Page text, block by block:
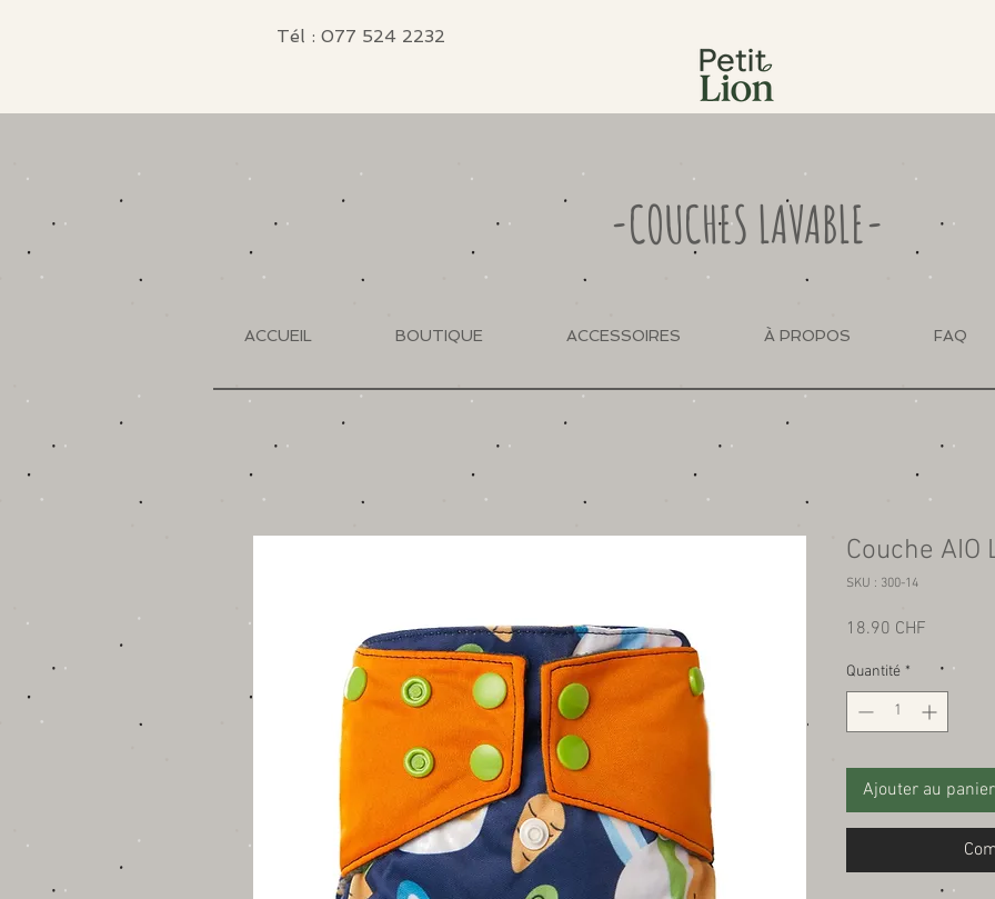
Tél : 077 524 2232
-COUCHES LAVABLE-
ACCUEIL BOUTIQUE ACCESSOIRES À PROPOS FAQ
Couche AIO
SKU : 300-14
18.90 CHF
Quantité *
Ajouter au panier